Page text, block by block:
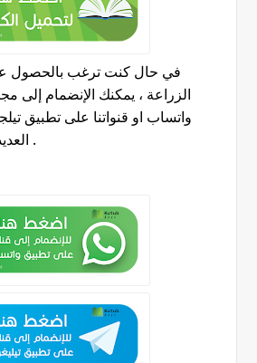
في حال كنت ترغب بالحصول
الزراعة ، يمكنك الإنضمام إلى
واتساب او قنواتنا على تطبيق
.